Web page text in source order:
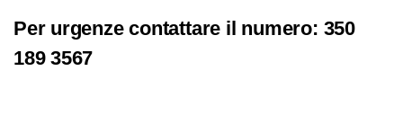
Per urgenze contattare il numero: 350
189 3567